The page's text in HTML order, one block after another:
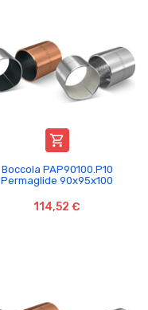

Boccola PAP90100.P10
Permaglide 90x95x100
114,52 €